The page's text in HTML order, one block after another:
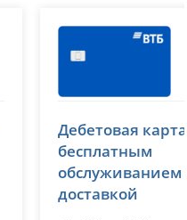
лицензия № 1000
Дебетовая
бесплатным
обслуживанием
доставкой